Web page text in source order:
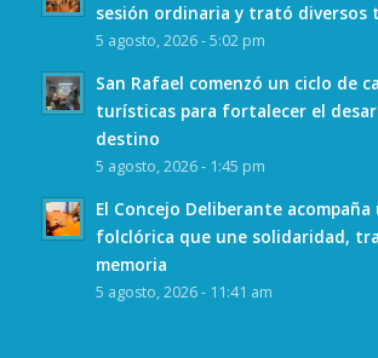
sesión ordinaria y trató diversos
5 agosto, 2026 - 5:02 pm
San Rafael comenzó un ciclo de
turísticas para fortalecer el
destino
5 agosto, 2026 - 1:45 pm
El Concejo Deliberante acompaña
folclórica que une solidaridad,
memoria
5 agosto, 2026 - 11:41 am